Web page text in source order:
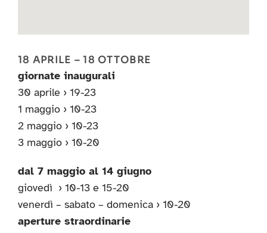
18 APRILE – 18 OTTOBRE
giornate inaugurali
30 aprile › 19-23
1 maggio › 10-23
2 maggio › 10-23
3 maggio › 10-20
dal 7 maggio al 14 giugno
giovedì › 10-13 e 15-20
venerdì – sabato – domenica › 10-20
aperture straordinarie